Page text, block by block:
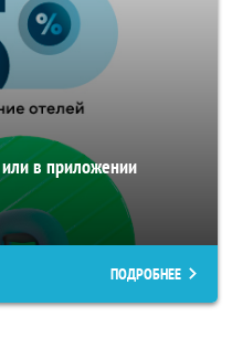
в приложении
ПОДРОБНЕЕ